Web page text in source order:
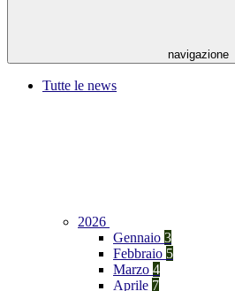
navigazione
Tutte le news
2026
Gennaio 3
Febbraio 5
Marzo 4
Aprile 7